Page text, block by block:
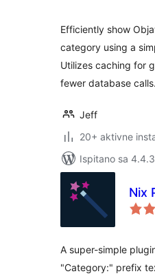
Efficiently show
category using a
Utilizes caching for
fewer database calls.
Jeff
20+ aktivne
Ispitano sa
Nix
A super-simple
"Category:" prefix